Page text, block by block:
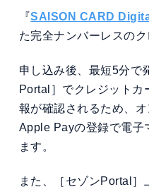
『SAISON CARD
た完全ナンバーレスのク
申し込み後、最短5分で
Portal］でクレジットカ
報が確認されるため、
Apple Payの登録で電子
ます。
また、［セゾンPortal］